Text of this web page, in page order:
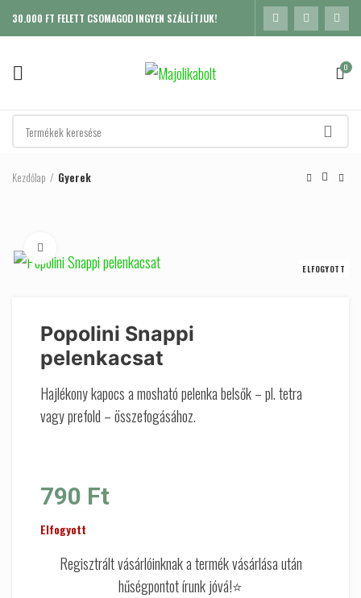
30.000 FT FELETT CSOMAGOD INGYEN SZÁLLÍTJUK!
0
Kezdőlap Gyerek
ELFOGYOTT
Popolini Snappi
pelenkacsat
Hajlékony kapocs a mosható pelenka belsők – pl. tetra
vagy prefold – összefogásához.
790 Ft
Elfogyott
Regisztrált vásárlóinknak a termék vásárlása után
hűségpontot írunk jóvá!⭐